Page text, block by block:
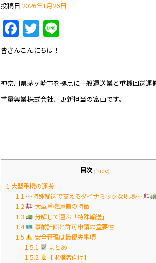
投稿日 2026年1月26日
F
a
c
e
b
o
T
w
itt
er
皆さんこんにちは！
神奈川県茅ヶ崎市を拠点に一般運送業と重機回送運
重量興業株式会社、更新担当の富山です。
目次[hide]
1 大型重機の運搬
1.1 〜特殊輸送で支えるダイナミックな現場〜
1.2
大型重機運搬の特徴
1.3
分解して運ぶ「特殊輸送」
1.4
事前計画と許可申請の重要性
1.5
安全管理は最優先事項
1.5.1
まとめ
1.5.2
【求職者向け】